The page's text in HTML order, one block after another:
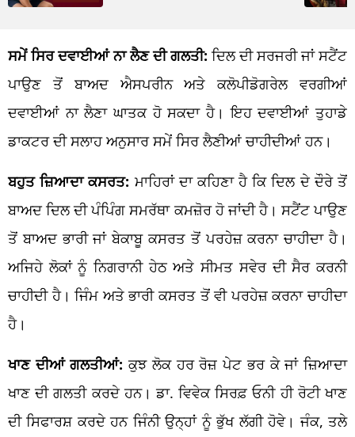
ਸਮੇਂ ਸਿਰ ਦਵਾਈਆਂ ਨਾ ਲੈਣ ਦੀ ਗਲਤੀ: ਦਿਲ ਦੀ ਸਰਜਰੀ ਜਾਂ ਸਟੈਂਟ
ਪਾਉਣ ਤੋਂ ਬਾਅਦ ਐਸਪਰੀਨ ਅਤੇ ਕਲੋਪੀਡੋਗਰੇਲ ਵਰਗੀਆਂ
ਦਵਾਈਆਂ ਨਾ ਲੈਣਾ ਘਾਤਕ ਹੋ ਸਕਦਾ ਹੈ। ਇਹ ਦਵਾਈਆਂ ਤੁਹਾਡੇ
ਡਾਕਟਰ ਦੀ ਸਲਾਹ ਅਨੁਸਾਰ ਸਮੇਂ ਸਿਰ ਲੈਣੀਆਂ ਚਾਹੀਦੀਆਂ ਹਨ।
ਬਹੁਤ ਜ਼ਿਆਦਾ ਕਸਰਤ: ਮਾਹਿਰਾਂ ਦਾ ਕਹਿਣਾ ਹੈ ਕਿ ਦਿਲ ਦੇ ਦੌਰੇ ਤੋਂ
ਬਾਅਦ ਦਿਲ ਦੀ ਪੰਪਿੰਗ ਸਮਰੱਥਾ ਕਮਜ਼ੋਰ ਹੋ ਜਾਂਦੀ ਹੈ। ਸਟੈਂਟ ਪਾਉਣ
ਤੋਂ ਬਾਅਦ ਭਾਰੀ ਜਾਂ ਬੇਕਾਬੂ ਕਸਰਤ ਤੋਂ ਪਰਹੇਜ਼ ਕਰਨਾ ਚਾਹੀਦਾ ਹੈ।
ਅਜਿਹੇ ਲੋਕਾਂ ਨੂੰ ਨਿਗਰਾਨੀ ਹੇਠ ਅਤੇ ਸੀਮਤ ਸਵੇਰ ਦੀ ਸੈਰ ਕਰਨੀ
ਚਾਹੀਦੀ ਹੈ। ਜਿੰਮ ਅਤੇ ਭਾਰੀ ਕਸਰਤ ਤੋਂ ਵੀ ਪਰਹੇਜ਼ ਕਰਨਾ ਚਾਹੀਦਾ
ਹੈ।
ਖਾਣ ਦੀਆਂ ਗਲਤੀਆਂ: ਕੁਝ ਲੋਕ ਹਰ ਰੋਜ਼ ਪੇਟ ਭਰ ਕੇ ਜਾਂ ਜ਼ਿਆਦਾ
ਖਾਣ ਦੀ ਗਲਤੀ ਕਰਦੇ ਹਨ। ਡਾ. ਵਿਵੇਕ ਸਿਰਫ਼ ਓਨੀ ਹੀ ਰੋਟੀ ਖਾਣ
ਦੀ ਸਿਫਾਰਸ਼ ਕਰਦੇ ਹਨ ਜਿੰਨੀ ਉਨ੍ਹਾਂ ਨੂੰ ਭੁੱਖ ਲੱਗੀ ਹੋਵੇ। ਜੰਕ, ਤਲੇ